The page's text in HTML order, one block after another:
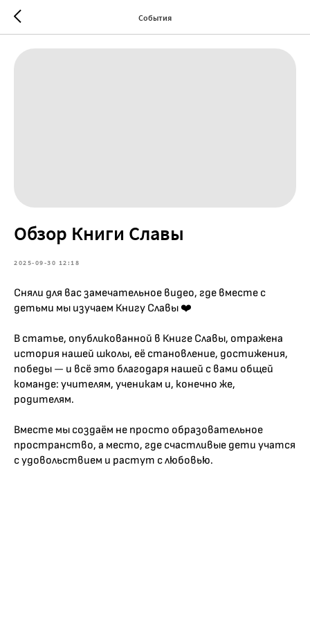
События
Обзор Книги Славы
2025-09-30 12:18
Сняли для вас замечательное видео, где вместе с
детьми мы изучаем Книгу Славы ❤️
В статье, опубликованной в Книге Славы, отражена
история нашей школы, её становление, достижения,
победы — и всё это благодаря нашей с вами общей
команде: учителям, ученикам и, конечно же,
родителям.
Вместе мы создаём не просто образовательное
пространство, а место, где счастливые дети учатся
с удовольствием и растут с любовью.